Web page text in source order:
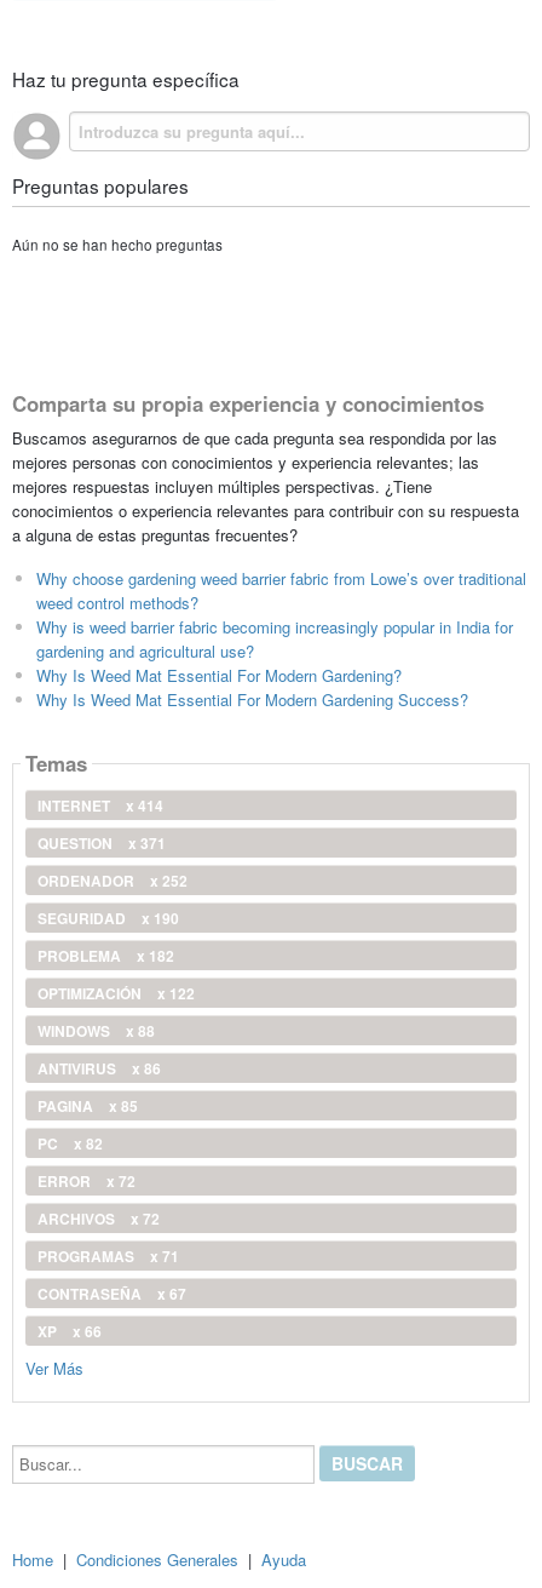
Haz tu pregunta específica
Preguntas populares
Aún no se han hecho preguntas
Comparta su propia experiencia y conocimientos
Buscamos asegurarnos de que cada pregunta sea respondida por las
mejores personas con conocimientos y experiencia relevantes; las
mejores respuestas incluyen múltiples perspectivas. ¿Tiene
conocimientos o experiencia relevantes para contribuir con su respuesta
a alguna de estas preguntas frecuentes?
Why choose gardening weed barrier fabric from Lowe’s over traditional
weed control methods?
Why is weed barrier fabric becoming increasingly popular in India for
gardening and agricultural use?
Why Is Weed Mat Essential For Modern Gardening?
Why Is Weed Mat Essential For Modern Gardening Success?
Temas
INTERNET
x 414
QUESTION
x 371
ORDENADOR
x 252
SEGURIDAD
x 190
PROBLEMA
x 182
OPTIMIZACIÓN
x 122
WINDOWS
x 88
ANTIVIRUS
x 86
PAGINA
x 85
PC
x 82
ERROR
x 72
ARCHIVOS
x 72
PROGRAMAS
x 71
CONTRASEÑA
x 67
XP
x 66
Ver Más
Buscar...
Home | Condiciones Generales | Ayuda